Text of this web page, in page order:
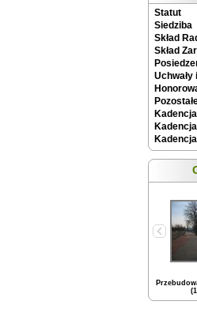
Statut
Siedziba
Skład
Skład